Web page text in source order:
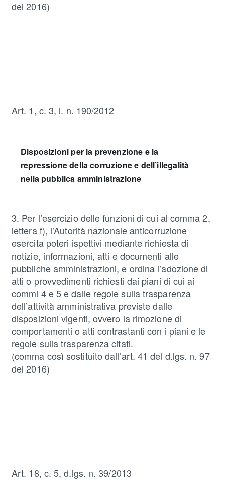
del 2016)
Art. 1, c. 3, l. n. 190/2012
Disposizioni per la prevenzione e la
repressione della corruzione e dell’illegalità
nella pubblica amministrazione
3. Per l’esercizio delle funzioni di cui al comma 2,
lettera f), l’Autorità nazionale anticorruzione
esercita poteri ispettivi mediante richiesta di
notizie, informazioni, atti e documenti alle
pubbliche amministrazioni, e ordina l’adozione di
atti o provvedimenti richiesti dai piani di cui ai
commi 4 e 5 e dalle regole sulla trasparenza
dell’attività amministrativa previste dalle
disposizioni vigenti, ovvero la rimozione di
comportamenti o atti contrastanti con i piani e le
regole sulla trasparenza citati.
(comma così sostituito dall’art. 41 del d.lgs. n. 97
del 2016)
Art. 18, c. 5, d.lgs. n. 39/2013